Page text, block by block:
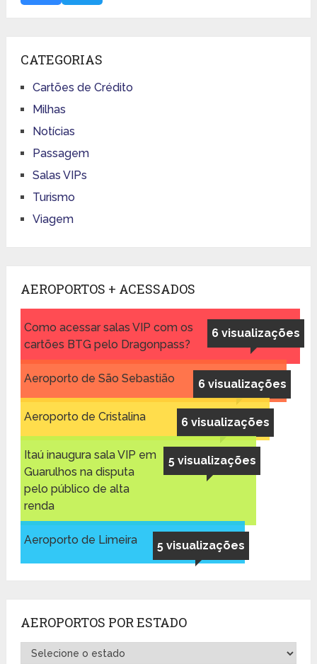
CATEGORIAS
Cartões de Crédito
Milhas
Notícias
Passagem
Salas VIPs
Turismo
Viagem
AEROPORTOS + ACESSADOS
6 visualizações
Como acessar salas VIP com os
cartões BTG pelo Dragonpass?
6 visualizações
Aeroporto de São Sebastião
6 visualizações
Aeroporto de Cristalina
5 visualizações
Itaú inaugura sala VIP em
Guarulhos na disputa
pelo público de alta
renda
5 visualizações
Aeroporto de Limeira
AEROPORTOS POR ESTADO
Aeroportos